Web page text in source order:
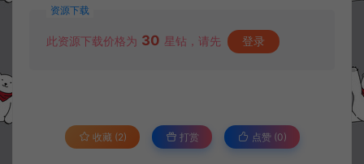
资源下载
此资源下载价格为 30 星钻，请先 登录
收藏 (2) 打赏 点赞 (0)